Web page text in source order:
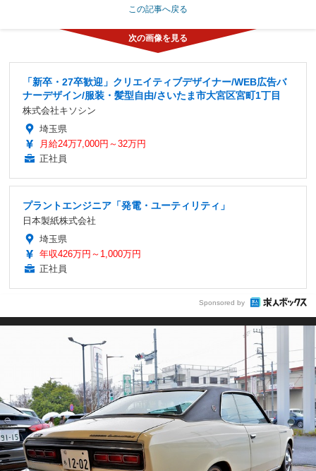
この記事へ戻る
「新卒・27卒歓迎」クリエイティブデザイナー/WEB広告バ
ナーデザイン/服装・髪型自由/さいたま市大宮区宮町1丁目
株式会社キソシン
埼玉県
月給24万7,000円～32万円
正社員
プラントエンジニア「発電・ユーティリティ」
日本製紙株式会社
埼玉県
年収426万円～1,000万円
正社員
Sponsored by